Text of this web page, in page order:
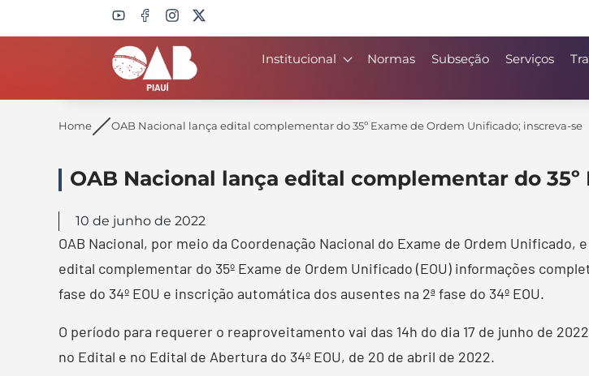
Institucional Normas Subseção Serviços
Search
Home OAB Nacional lança edital complementar do 35º Exame de Ordem Unificado; inscreva-se
OAB Nacional lança edital complementar do
10 de junho de 2022
OAB Nacional, por meio da Coordenação Nacional do Exame de Ordem
edital complementar do 35º Exame de Ordem Unificado (EOU) informações
fase do 34º EOU e inscrição automática dos ausentes na 2ª fase do 34º EOU.
O período para requerer o reaproveitamento vai das 14h do dia 17 de junho de
no Edital e no Edital de Abertura do 34º EOU, de 20 de abril de 2022.